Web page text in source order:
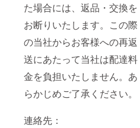
た場合には、返品・交換を
お断りいたします。この際
の当社からお客様への再返
送にあたって当社は配達料
金を負担いたしません。あ
らかじめご了承ください。
連絡先：